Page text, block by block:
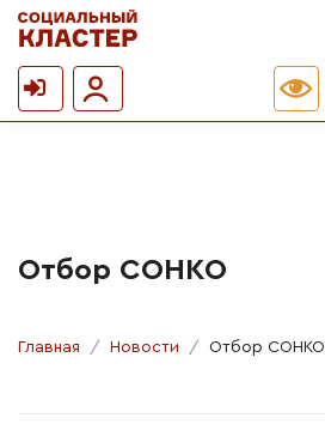
Отбор СОНКО
Главная Новости Отбор СОНКО